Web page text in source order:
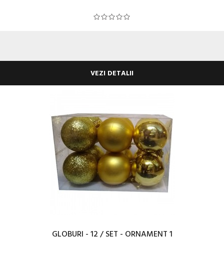
VEZI DETALII
GLOBURI - 12 / SET - ORNAMENT 1